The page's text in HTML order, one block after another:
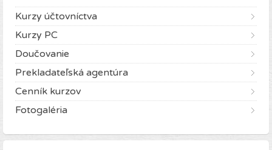
Kurzy účtovníctva
Kurzy PC
Doučovanie
Prekladateľská agentúra
Cenník kurzov
Fotogaléria